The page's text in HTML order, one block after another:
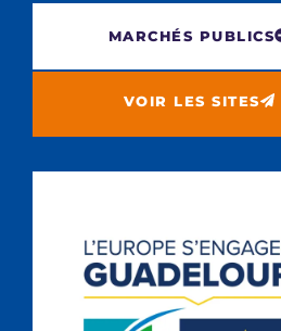
MARCHÉS PUBLICS
VOIR LES SITES